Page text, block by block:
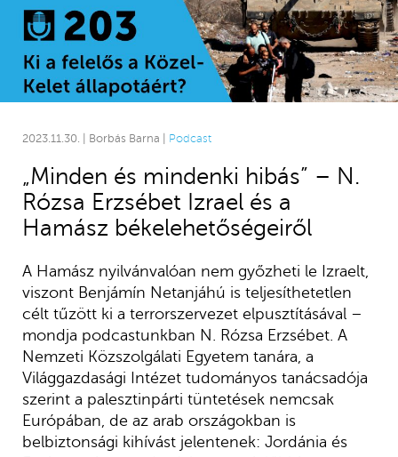
2023.11.30. | Borbás Barna | Podcast
„Minden és mindenki hibás” – N.
Rózsa Erzsébet Izrael és a
Hamász békelehetőségeiről
A Hamász nyilvánvalóan nem győzheti le Izraelt,
viszont Benjámín Netanjáhú is teljesíthetetlen
célt tűzött ki a terrorszervezet elpusztításával –
mondja podcastunkban N. Rózsa Erzsébet. A
Nemzeti Közszolgálati Egyetem tanára, a
Világgazdasági Intézet tudományos tanácsadója
szerint a palesztinpárti tüntetések nemcsak
Európában, de az arab országokban is
belbiztonsági kihívást jelentenek: Jordánia és